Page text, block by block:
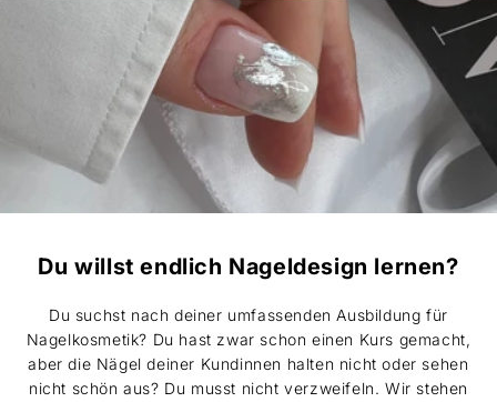
Du willst endlich Nageldesign lernen?
Du suchst nach deiner umfassenden Ausbildung für
Nagelkosmetik? Du hast zwar schon einen Kurs gemacht,
aber die Nägel deiner Kundinnen halten nicht oder sehen
nicht schön aus? Du musst nicht verzweifeln. Wir stehen